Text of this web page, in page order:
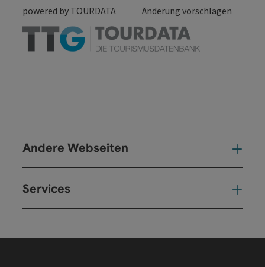
powered by TOURDATA Änderung vorschlagen
Andere Webseiten
Services